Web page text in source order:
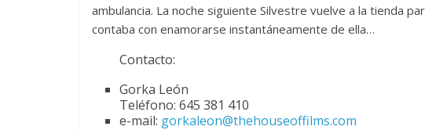
ambulancia. La noche siguiente Silvestre vuelve a la tienda
contaba con enamorarse instantáneamente de ella…
Contacto:
Gorka León
Teléfono: 645 381 410
e-mail: gorkaleon@thehouseoffilms.com